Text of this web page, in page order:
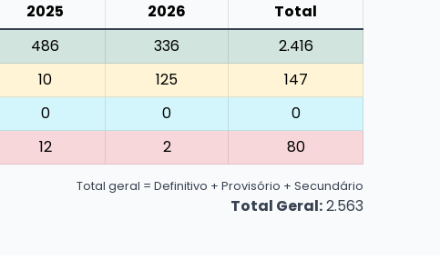
2025 2026
Total
486 336
2.416
10 125
147
0 0
0
12 2 80
Total geral = Definitivo + Provisório + Secundário
Total Geral:2.563